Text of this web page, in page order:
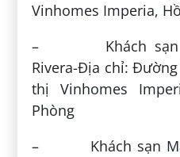
Vinhomes Imperia,
– Khách sạn 5
Rivera-Địa chỉ:
thị Vinhomes
Phòng
– Khách sạn